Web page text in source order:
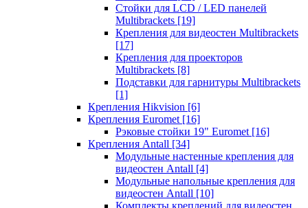
Стойки для LCD / LED панелей
Multibrackets [19]
Крепления для видеостен Multibrackets
[17]
Крепления для проекторов
Multibrackets [8]
Подставки для гарнитуры Multibrackets
[1]
Крепления Hikvision [6]
Крепления Euromet [16]
Рэковые стойки 19" Euromet [16]
Крепления Antall [34]
Модульные настенные крепления для
видеостен Antall [4]
Модульные напольные крепления для
видеостен Antall [10]
Комплекты креплений для видеостен